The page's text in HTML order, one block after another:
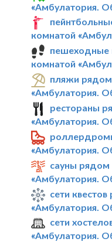
«Амбулатория.
комнатой
пешеходные
комнатой
пляжи рядом
«Амбулатория.
рестораны
«Амбулатория.
«Амбулатория.
сауны рядом
«Амбулатория.
сети
«Амбулатория.
сети
«Амбулатория.